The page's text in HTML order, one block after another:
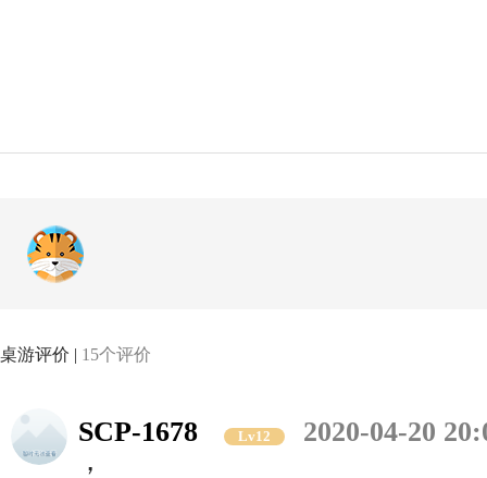
桌游评价 | 15个评价
SCP-1678 Lv12
2020-04-20
，